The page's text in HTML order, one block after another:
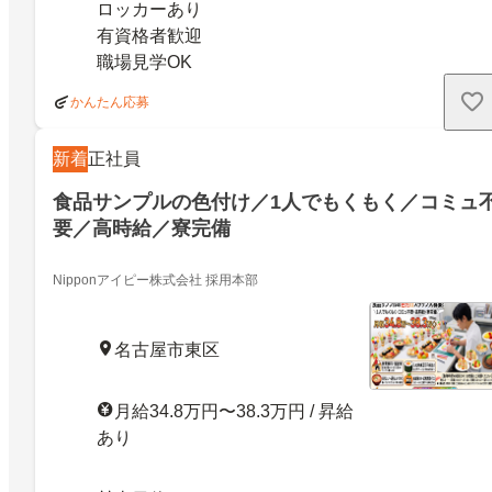
ロッカーあり
有資格者歓迎
職場見学OK
かんたん応募
新着正社員
食品サンプルの色付け／1人でもくもく／コミュ
要／高時給／寮完備
Nipponアイピー株式会社 採用本部
名古屋市東区
月給34.8万円〜38.3万円 / 昇給
あり